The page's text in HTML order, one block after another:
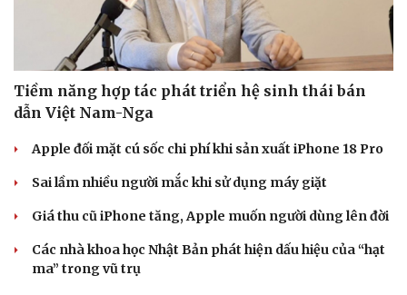
Tiềm năng hợp tác phát triển hệ sinh thái bán
dẫn Việt Nam-Nga
Apple đối mặt cú sốc chi phí khi sản xuất iPhone 18 Pro
Sai lầm nhiều người mắc khi sử dụng máy giặt
Giá thu cũ iPhone tăng, Apple muốn người dùng lên đời
Các nhà khoa học Nhật Bản phát hiện dấu hiệu của “hạt
ma” trong vũ trụ